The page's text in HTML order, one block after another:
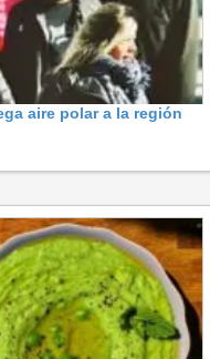
aire polar a la región